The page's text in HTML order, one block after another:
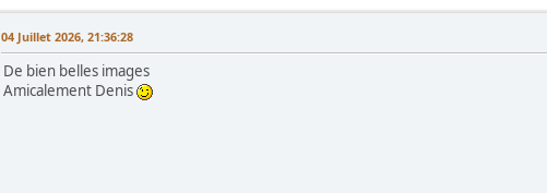
04 Juillet 2026, 21:36:28
De bien belles images
Amicalement Denis